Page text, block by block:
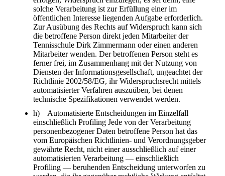
solche Verarbeitung ist zur Erfüllung einer im
öffentlichen Interesse liegenden Aufgabe erforderlich.
Zur Ausübung des Rechts auf Widerspruch kann sich
die betroffene Person direkt jeden Mitarbeiter der
Tennisschule Dirk Zimmermann oder einen anderen
Mitarbeiter wenden. Der betroffenen Person steht es
ferner frei, im Zusammenhang mit der Nutzung von
Diensten der Informationsgesellschaft, ungeachtet der
Richtlinie 2002/58/EG, ihr Widerspruchsrecht mittels
automatisierter Verfahren auszuüben, bei denen
technische Spezifikationen verwendet werden.
h) Automatisierte Entscheidungen im Einzelfall
einschließlich Profiling Jede von der Verarbeitung
personenbezogener Daten betroffene Person hat das
vom Europäischen Richtlinien- und Verordnungsgeber
gewährte Recht, nicht einer ausschließlich auf einer
automatisierten Verarbeitung — einschließlich
Profiling — beruhenden Entscheidung unterworfen zu